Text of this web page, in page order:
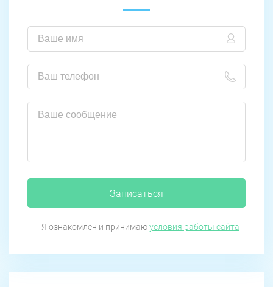
Записаться
Я ознакомлен и принимаюусловия работы сайта